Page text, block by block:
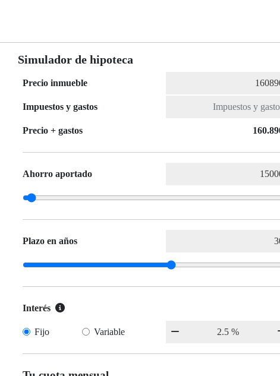
Simulador de hipoteca
Precio inmueble
Impuestos y gastos
Precio + gastos
Ahorro aportado
Plazo en años
Interés
Fijo Variable